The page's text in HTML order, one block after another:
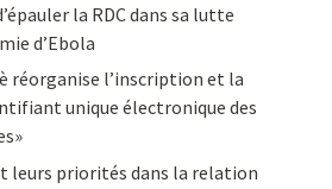
la RDC dans sa lutte
d’Ebola
réorganise l’inscription et la
unique électronique des
leurs priorités dans la relation